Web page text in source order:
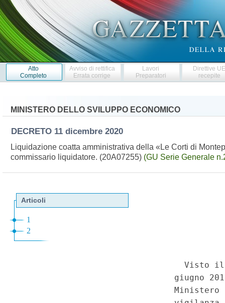
Atto
Completo
Avviso di rettifica
Errata corrige
Lavori
Preparatori
Direttive
recepite
MINISTERO DELLO SVILUPPO ECONOMICO
DECRETO 11 dicembre 2020
Liquidazione coatta amministrativa della «Le Corti di
commissario liquidatore. (20A07255) (GU Serie Generale